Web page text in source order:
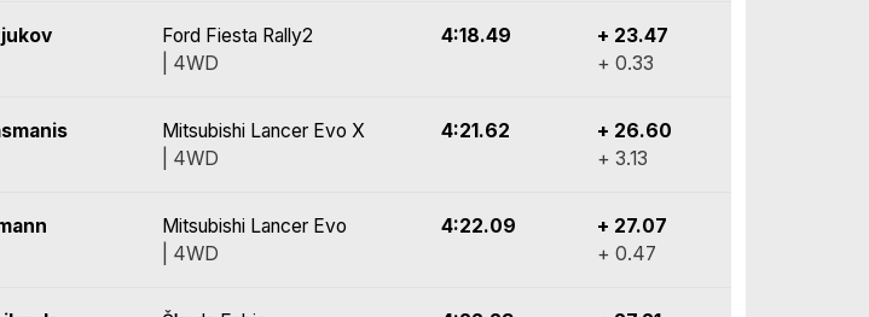
Ford Fiesta Rally2
| 4WD
4:18.49
+ 23.47
+ 0.33
Mitsubishi Lancer Evo X
| 4WD
4:21.62
+ 26.60
+ 3.13
Mitsubishi Lancer Evo
| 4WD
4:22.09
+ 27.07
+ 0.47